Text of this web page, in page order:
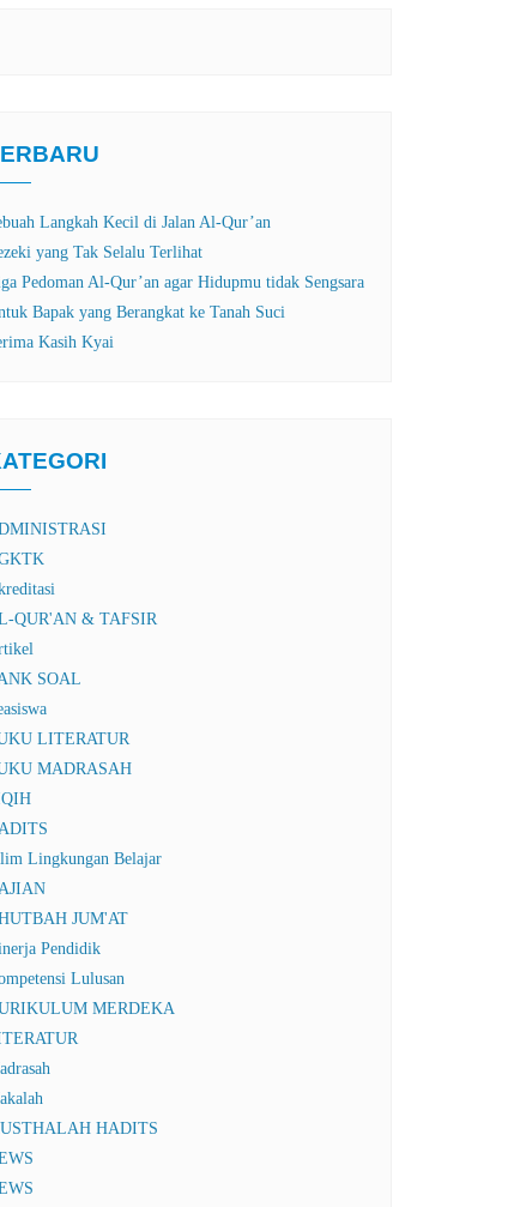
Langkah Kecil di Jalan Al-Qur’an
yang Tak Selalu Terlihat
Pedoman Al-Qur’an agar Hidupmu tidak Sengsara
Bapak yang Berangkat ke Tanah Suci
Kasih Kyai
QUR'AN & TAFSIR
SOAL
LITERATUR
MADRASAH
Lingkungan Belajar
JUM'AT
Pendidik
Lulusan
MERDEKA
HADITS